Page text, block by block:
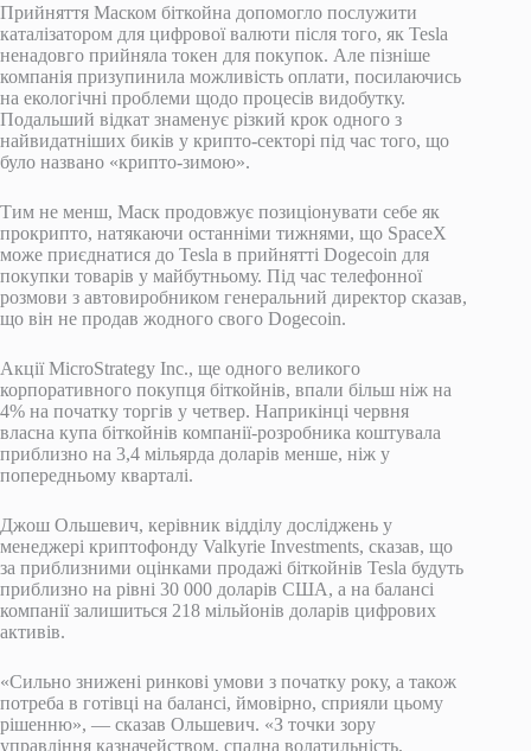
Прийняття Маском біткойна допомогло послужити
каталізатором для цифрової валюти після того, як Tesla
ненадовго прийняла токен для покупок. Але пізніше
компанія призупинила можливість оплати, посилаючись
на екологічні проблеми щодо процесів видобутку.
Подальший відкат знаменує різкий крок одного з
найвидатніших биків у крипто-секторі під час того, що
було названо «крипто-зимою».
Тим не менш, Маск продовжує позиціонувати себе як
прокрипто, натякаючи останніми тижнями, що SpaceX
може приєднатися до Tesla в прийнятті Dogecoin для
покупки товарів у майбутньому. Під час телефонної
розмови з автовиробником генеральний директор сказав,
що він не продав жодного свого Dogecoin.
Акції MicroStrategy Inc., ще одного великого
корпоративного покупця біткойнів, впали більш ніж на
4% на початку торгів у четвер. Наприкінці червня
власна купа біткойнів компанії-розробника коштувала
приблизно на 3,4 мільярда доларів менше, ніж у
попередньому кварталі.
Джош Ольшевич, керівник відділу досліджень у
менеджері криптофонду Valkyrie Investments, сказав, що
за приблизними оцінками продажі біткойнів Tesla будуть
приблизно на рівні 30 000 доларів США, а на балансі
компанії залишиться 218 мільйонів доларів цифрових
активів.
«Сильно знижені ринкові умови з початку року, а також
потреба в готівці на балансі, ймовірно, сприяли цьому
рішенню», — сказав Ольшевич. «З точки зору
управління казначейством, спадна волатильність,